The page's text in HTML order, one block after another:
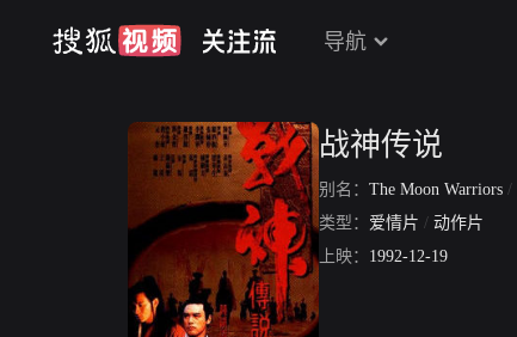
导航
战神传说
别名： The Moon Warriors /
类型： 爱情片 / 动作片
上映： 1992-12-19